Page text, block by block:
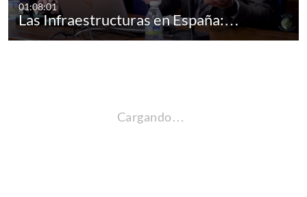
01:08:01
Las Infraestructuras en España:…
Cargando…